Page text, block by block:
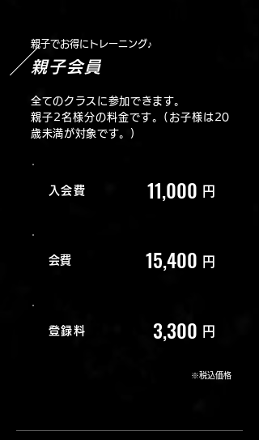
親子でお得にトレーニング♪
親子会員
全てのクラスに参加できます。
親子2名様分の料金です。(お子様は20
歳未満が対象です。)
入会費 11,000 円
​会費 15,400 円
登録料 3,300 円
※税込価格